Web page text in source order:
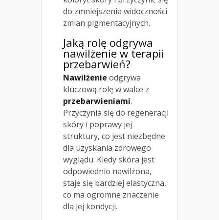
do zmniejszenia widoczności
zmian pigmentacyjnych.
Jaką rolę odgrywa
nawilżenie w terapii
przebarwień?
Nawilżenie odgrywa
kluczową rolę w walce z
przebarwieniami.
Przyczynia się do regeneracji
skóry i poprawy jej
struktury, co jest niezbędne
dla uzyskania zdrowego
wyglądu. Kiedy skóra jest
odpowiednio nawilżona,
staje się bardziej elastyczna,
co ma ogromne znaczenie
dla jej kondycji.